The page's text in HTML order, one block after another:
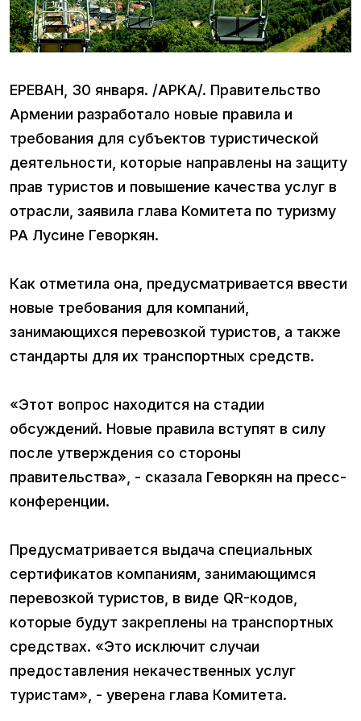
ЕРЕВАН, 30 января. /АРКА/. Правительство
Армении разработало новые правила и
требования для субъектов туристической
деятельности, которые направлены на защиту
прав туристов и повышение качества услуг в
отрасли, заявила глава Комитета по туризму
РА Лусине Геворкян.
Как отметила она, предусматривается ввести
новые требования для компаний,
занимающихся перевозкой туристов, а также
стандарты для их транспортных средств.
«Этот вопрос находится на стадии
обсуждений. Новые правила вступят в силу
после утверждения со стороны
правительства», - сказала Геворкян на пресс-
конференции.
Предусматривается выдача специальных
сертификатов компаниям, занимающимся
перевозкой туристов, в виде QR-кодов,
которые будут закреплены на транспортных
средствах. «Это исключит случаи
предоставления некачественных услуг
туристам», - уверена глава Комитета.